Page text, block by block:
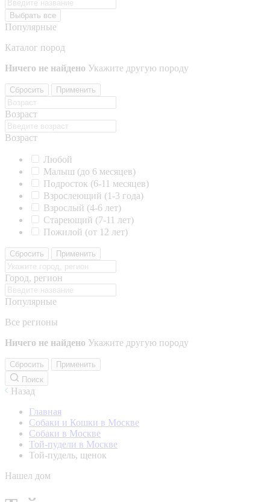
Выбрать все
Популярные
Каталог пород
Ничего не найдено Укажите другую породу
Сбросить Применить
Возраст
Возраст
Любой
Малыш (до 6 месяцев)
Подросток (6-11 месяцев)
Взрослеющий (1-3 года)
Взрослый (4-6 лет)
Стареющий (7-11 лет)
Пожилой (от 12 лет)
Сбросить Применить
Город, регион
Популярные
Все регионы
Ничего не найдено Укажите другую породу
Сбросить
Применить
Поиск
Назад
Главная
Собаки и Кошки в Москве
Собаки в Москве
Той-пудели в Москве
Той-пудель, щенок
Нашел дом